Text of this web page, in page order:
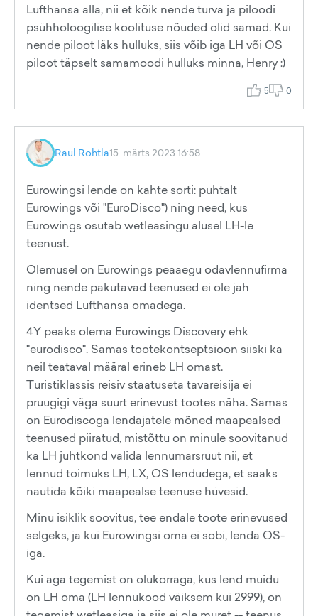
Lufthansa alla, nii et kõik nende turva ja piloodi
psühholoogilise koolituse nõuded olid samad. Kui
nende piloot läks hulluks, siis võib iga LH või OS
piloot täpselt samamoodi hulluks minna, Henry :)
5 0
Raul Rohtla15. märts 2023 16:58
Eurowingsi lende on kahte sorti: puhtalt
Eurowings või "EuroDisco") ning need, kus
Eurowings osutab wetleasingu alusel LH-le
teenust.
Olemusel on Eurowings peaaegu odavlennufirma
ning nende pakutavad teenused ei ole jah
identsed Lufthansa omadega.
4Y peaks olema Eurowings Discovery ehk
"eurodisco". Samas tootekontseptsioon siiski ka
neil teataval määral erineb LH omast.
Turistiklassis reisiv staatuseta tavareisija ei
pruugigi väga suurt erinevust tootes näha. Samas
on Eurodiscoga lendajatele mõned maapealsed
teenused piiratud, mistõttu on minule soovitanud
ka LH juhtkond valida lennumarsruut nii, et
lennud toimuks LH, LX, OS lendudega, et saaks
nautida kõiki maapealse teenuse hüvesid.
Minu isiklik soovitus, tee endale toote erinevused
selgeks, ja kui Eurowingsi oma ei sobi, lenda OS-
iga.
Kui aga tegemist on olukorraga, kus lend muidu
on LH oma (LH lennukood väiksem kui 2999), on